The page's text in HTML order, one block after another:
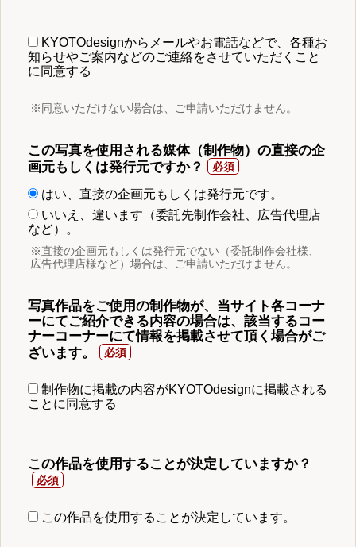
KYOTOdesignからメールやお電話などで、各種お
知らせやご案内などのご連絡をさせていただくこと
に同意する
※同意いただけない場合は、ご申請いただけません。
この写真を使用される媒体（制作物）の直接の企
画元もしくは発行元ですか？
はい、直接の企画元もしくは発行元です。
いいえ、違います（委託先制作会社、広告代理店
など）。
※直接の企画元もしくは発行元でない（委託制作会社様、
広告代理店様など）場合は、ご申請いただけません。
写真作品をご使用の制作物が、当サイト各コーナ
ーにてご紹介できる内容の場合は、該当するコー
ナーコーナーにて情報を掲載させて頂く場合がご
ざいます。
制作物に掲載の内容がKYOTOdesignに掲載される
ことに同意する
この作品を使用することが決定していますか？
この作品を使用することが決定しています。